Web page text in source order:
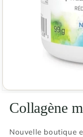
média
une
Collagène
Nouvelle boutique